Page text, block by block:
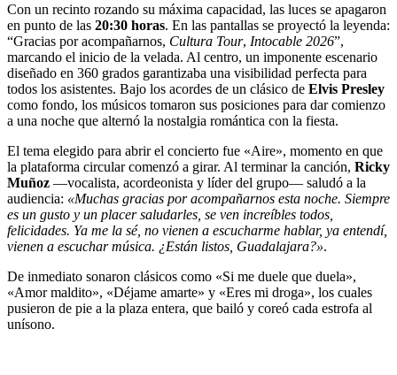
Con un recinto rozando su máxima capacidad, las luces se apagaron
en punto de las 20:30 horas. En las pantallas se proyectó la leyenda:
“Gracias por acompañarnos, Cultura Tour, Intocable 2026”,
marcando el inicio de la velada. Al centro, un imponente escenario
diseñado en 360 grados garantizaba una visibilidad perfecta para
todos los asistentes. Bajo los acordes de un clásico de Elvis Presley
como fondo, los músicos tomaron sus posiciones para dar comienzo
a una noche que alternó la nostalgia romántica con la fiesta.
El tema elegido para abrir el concierto fue «Aire», momento en que
la plataforma circular comenzó a girar. Al terminar la canción, Ricky
Muñoz —vocalista, acordeonista y líder del grupo— saludó a la
audiencia: «Muchas gracias por acompañarnos esta noche. Siempre
es un gusto y un placer saludarles, se ven increíbles todos,
felicidades. Ya me la sé, no vienen a escucharme hablar, ya entendí,
vienen a escuchar música. ¿Están listos, Guadalajara?».
De inmediato sonaron clásicos como «Si me duele que duela»,
«Amor maldito», «Déjame amarte» y «Eres mi droga», los cuales
pusieron de pie a la plaza entera, que bailó y coreó cada estrofa al
unísono.